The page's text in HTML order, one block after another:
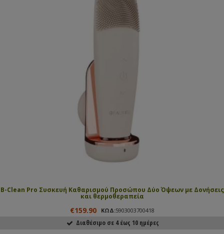
B-Clean Pro Συσκευή Καθαρισμού Προσώπου Δύο Όψεων με Δονήσεις
και θερμοθεραπεία
€159.90 ΚΩΔ:5903003700418
Διαθέσιμο σε 4 έως 10 ημέρες